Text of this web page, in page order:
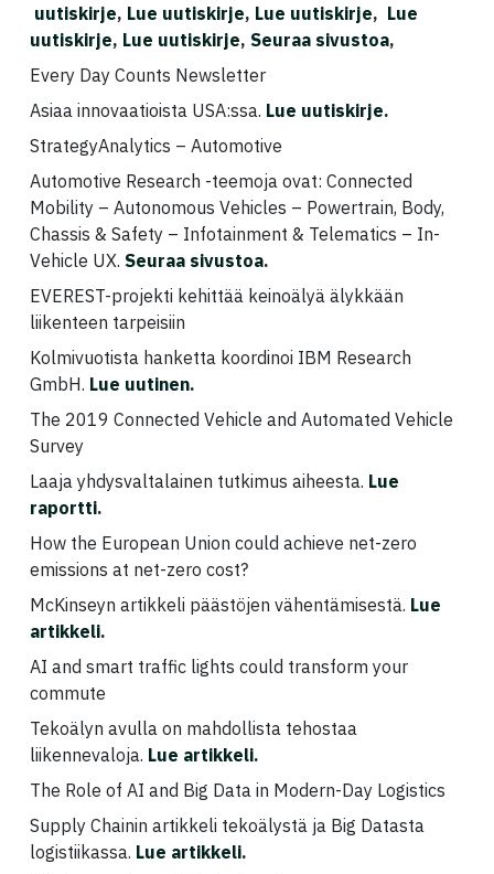
uutiskirje, Lue uutiskirje, Lue uutiskirje, Lue
uutiskirje, Lue uutiskirje, Seuraa sivustoa,
Every Day Counts Newsletter
Asiaa innovaatioista USA:ssa. Lue uutiskirje.
StrategyAnalytics – Automotive
Automotive Research -teemoja ovat: Connected
Mobility – Autonomous Vehicles – Powertrain, Body,
Chassis & Safety – Infotainment & Telematics – In-
Vehicle UX. Seuraa sivustoa.
EVEREST-projekti kehittää keinoälyä älykkään
liikenteen tarpeisiin
Kolmivuotista hanketta koordinoi IBM Research
GmbH. Lue uutinen.
The 2019 Connected Vehicle and Automated Vehicle
Survey
Laaja yhdysvaltalainen tutkimus aiheesta. Lue
raportti.
How the European Union could achieve net-zero
emissions at net-zero cost?
McKinseyn artikkeli päästöjen vähentämisestä. Lue
artikkeli.
AI and smart traffic lights could transform your
commute
Tekoälyn avulla on mahdollista tehostaa
liikennevaloja. Lue artikkeli.
The Role of AI and Big Data in Modern-Day Logistics
Supply Chainin artikkeli tekoälystä ja Big Datasta
logistiikassa. Lue artikkeli.